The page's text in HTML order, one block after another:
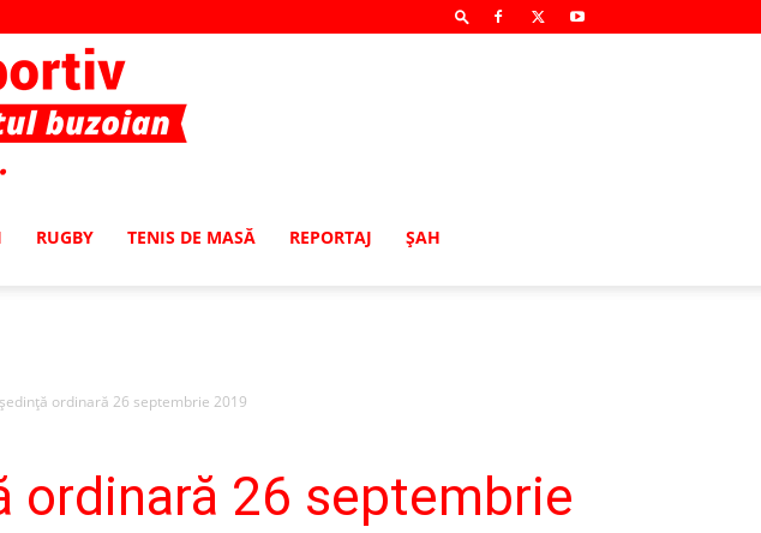
RUGBY TENIS DE MASĂ REPORTAJ ŞAH
ordinară 26 septembrie 2019
ordinară 26 septembrie